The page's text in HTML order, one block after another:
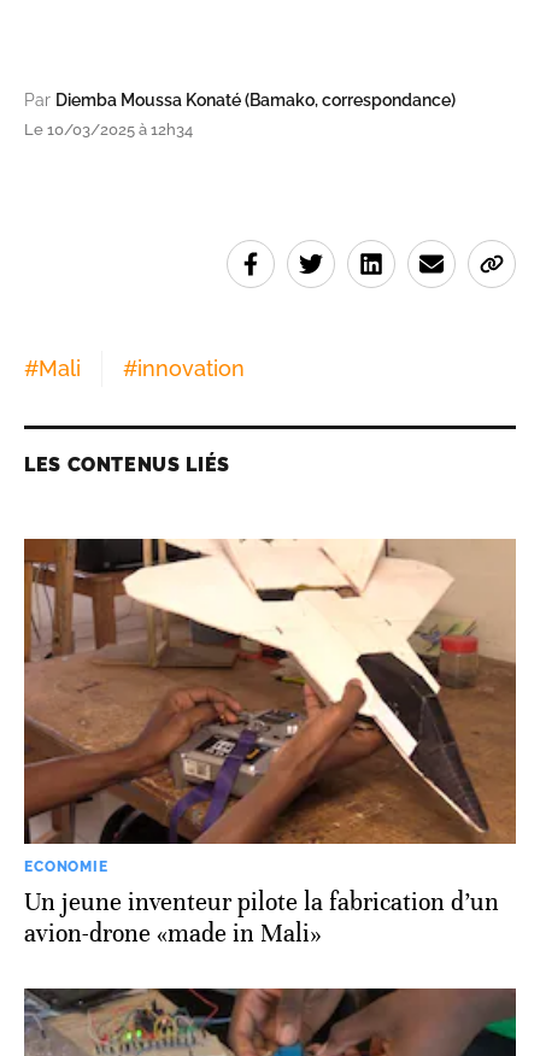
Par Diemba Moussa Konaté (Bamako, correspondance)
Le 10/03/2025 à 12h34
#Mali #innovation
LES CONTENUS LIÉS
ECONOMIE
Un jeune inventeur pilote la fabrication d’un
avion-drone «made in Mali»